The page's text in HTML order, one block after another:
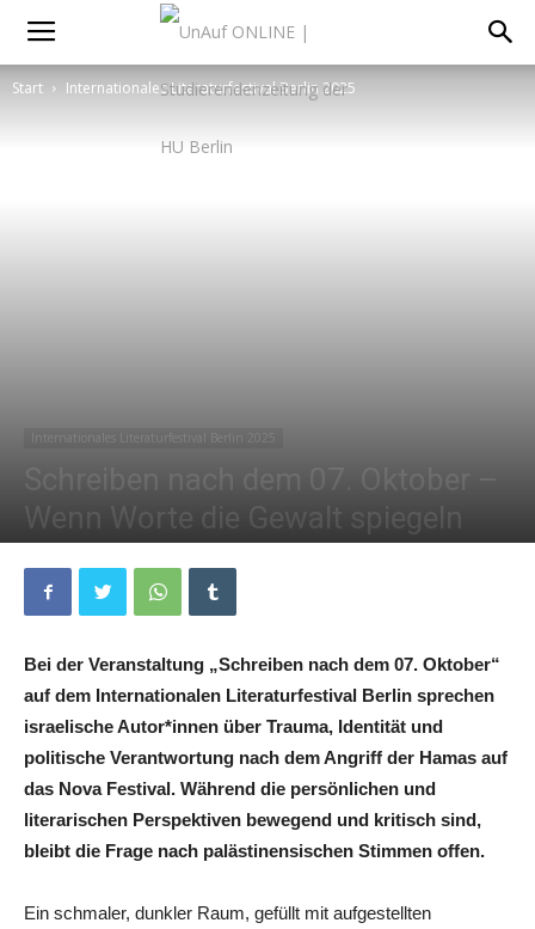
Start Internationales Literaturfestival Berlin 2025
Internationales Literaturfestival Berlin 2025
Schreiben nach dem 07. Oktober –
Wenn Worte die Gewalt spiegeln
Bei der Veranstaltung „Schreiben nach dem 07. Oktober“
auf dem Internationalen Literaturfestival Berlin sprechen
israelische Autor*innen über Trauma, Identität und
politische Verantwortung nach dem Angriff der Hamas auf
das Nova Festival. Während die persönlichen und
literarischen Perspektiven bewegend und kritisch sind,
bleibt die Frage nach palästinensischen Stimmen offen.
Ein schmaler, dunkler Raum, gefüllt mit aufgestellten